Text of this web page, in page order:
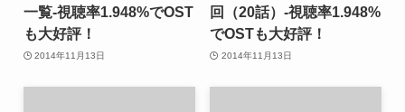
一覧-視聴率1.948%でOST
も大好評！
2014年11月13日
回（20話）-視聴率1.948%
でOSTも大好評！
2014年11月13日